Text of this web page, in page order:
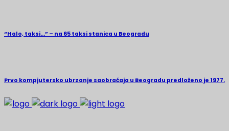
“Halo, taksi…” – na 65 taksi stanica u Beogradu
Prvo kompjutersko ubrzanje saobraćaja u Beogradu predloženo je 1977.